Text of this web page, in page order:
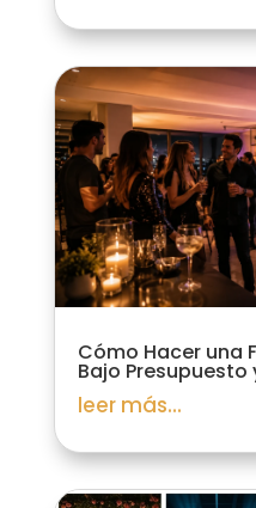
Cómo Hacer una
Bajo Presupuesto
leer más...